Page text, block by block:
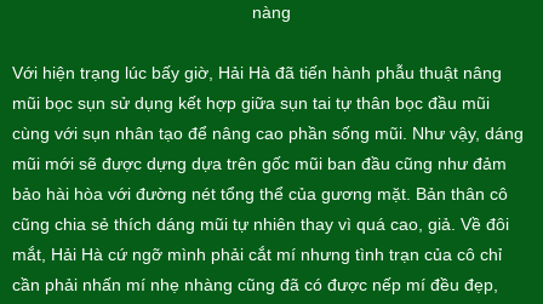
nàng
Với hiện trạng lúc bấy giờ, Hải Hà đã tiến hành phẫu thuật nâng
mũi bọc sụn sử dụng kết hợp giữa sụn tai tự thân bọc đầu mũi
cùng với sụn nhân tạo để nâng cao phần sống mũi. Như vậy, dáng
mũi mới sẽ được dựng dựa trên gốc mũi ban đầu cũng như đảm
bảo hài hòa với đường nét tổng thể của gương mặt. Bản thân cô
cũng chia sẻ thích dáng mũi tự nhiên thay vì quá cao, giả. Về đôi
mắt, Hải Hà cứ ngỡ mình phải cắt mí nhưng tình trạn của cô chỉ
cần phải nhấn mí nhẹ nhàng cũng đã có được nếp mí đều đẹp,